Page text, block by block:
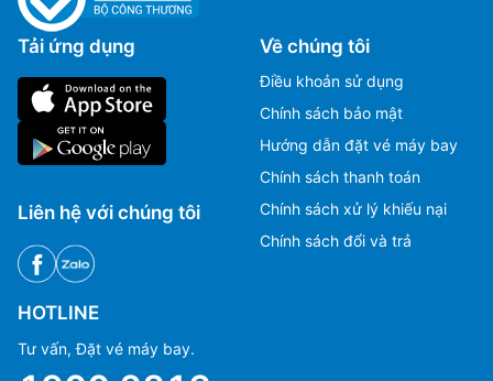
Tải ứng dụng
Liên hệ với chúng tôi
Về chúng tôi
Điều khoản sử dụng
Chính sách bảo mật
Hướng dẫn đặt vé máy bay
Chính sách thanh toán
Chính sách xử lý khiếu nại
Chính sách đổi và trả
HOTLINE
Tư vấn, Đặt vé máy bay.